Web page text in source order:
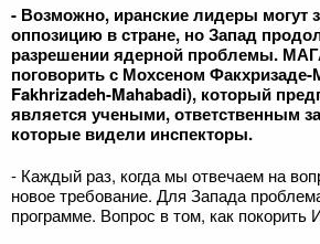
- Возможно, иранские лидеры могут
оппозицию в стране, но Запад
разрешении ядерной проблемы.
поговорить с Мохсеном
Fakhrizadeh-Mahabadi), который
является учеными, ответственным
которые видели инспекторы.
- Каждый раз, когда мы отвечаем на
новое требование. Для Запада
программе. Вопрос в том, как покорить